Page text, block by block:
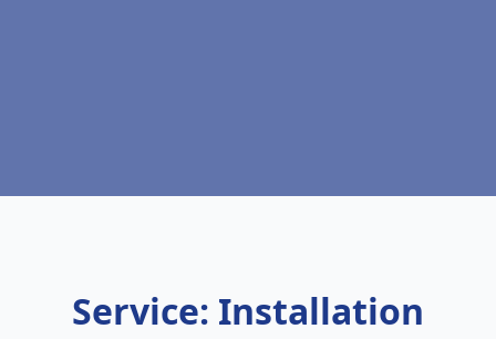
Service: Installation